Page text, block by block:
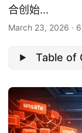
合创始...
March 23, 2026 ·
Table of